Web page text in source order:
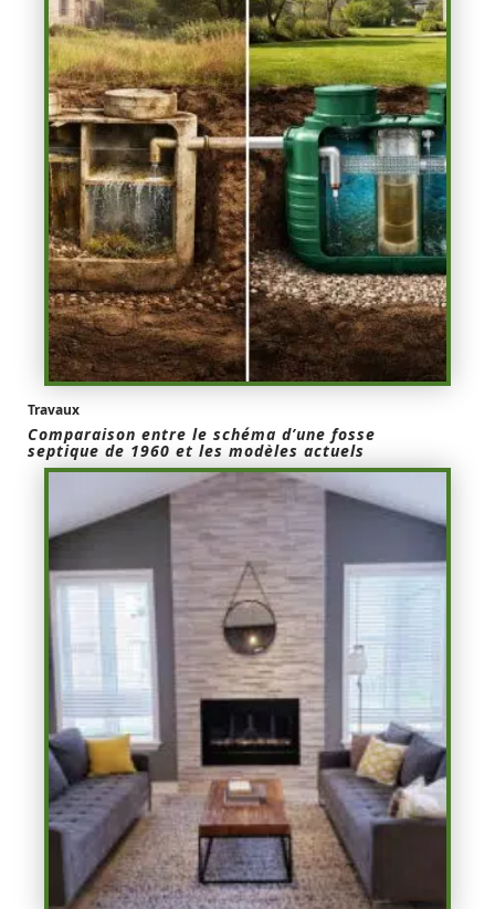
Travaux
Comparaison entre le schéma d’une fosse
septique de 1960 et les modèles actuels